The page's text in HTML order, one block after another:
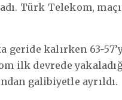
Türk Telekom,
kalırken 63-
ilk devrede
galibiyetle ayrıldı.